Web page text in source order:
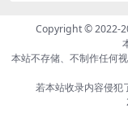
Copyright © 2022-
本站不存储、不制作任何
若本站收录内容侵犯